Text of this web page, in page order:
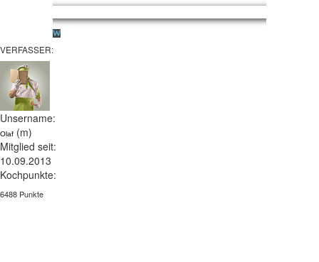
VERFASSER:
Unsername:
Olaf (m)
Mitglied seit:
10.09.2013
Kochpunkte:
6488 Punkte